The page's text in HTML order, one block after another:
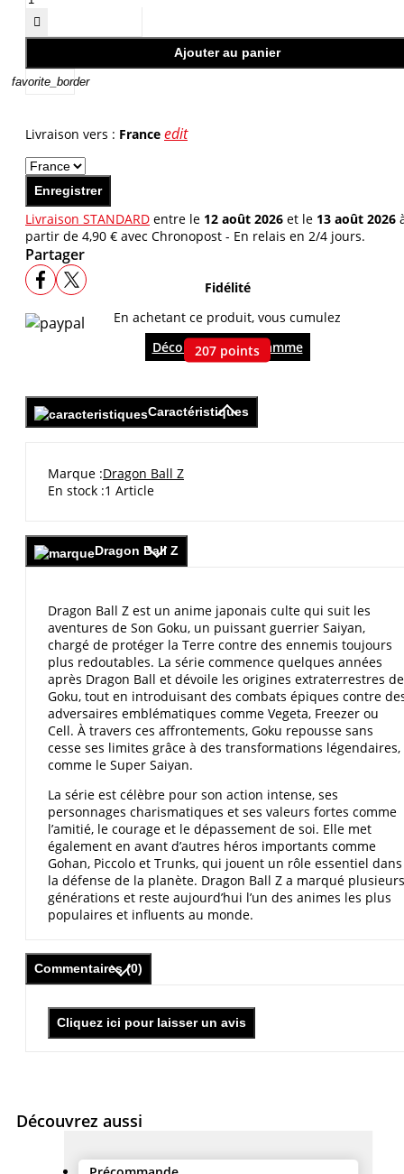

Ajouter au panier
favorite_border
Livraison vers : France edit
Enregistrer
Livraison STANDARD entre le 12 août 2026 et le 13 août 2026
partir de 4,90 € avec Chronopost - En relais en 2/4 jours.
Partager
Fidélité
En achetant ce produit, vous cumulez
207 points
Découvrir le programme
Caractéristiques
Marque Dragon Ball Z
En stock 1 Article
Dragon Ball Z
Dragon Ball Z est un anime japonais culte qui suit les
aventures de Son Goku, un puissant guerrier Saiyan,
chargé de protéger la Terre contre des ennemis toujours
plus redoutables. La série commence quelques années
après Dragon Ball et dévoile les origines extraterrestres de
Goku, tout en introduisant des combats épiques contre
adversaires emblématiques comme Vegeta, Freezer ou
Cell. À travers ces affrontements, Goku repousse sans
cesse ses limites grâce à des transformations légendaires,
comme le Super Saiyan.
La série est célèbre pour son action intense, ses
personnages charismatiques et ses valeurs fortes comme
l’amitié, le courage et le dépassement de soi. Elle met
également en avant d’autres héros importants comme
Gohan, Piccolo et Trunks, qui jouent un rôle essentiel dans
la défense de la planète. Dragon Ball Z a marqué plusieurs
générations et reste aujourd’hui l’un des animes les plus
populaires et influents au monde.
Commentaires (0)
Cliquez ici pour laisser un avis
Découvrez aussi